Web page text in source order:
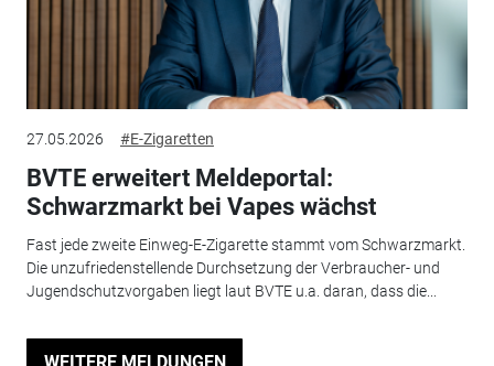
27.05.2026 #E-Zigaretten
BVTE erweitert Meldeportal:
Schwarzmarkt bei Vapes wächst
Fast jede zweite Einweg-E-Zigarette stammt vom Schwarzmarkt.
Die unzufriedenstellende Durchsetzung der Verbraucher- und
Jugendschutzvorgaben liegt laut BVTE u.a. daran, dass die...